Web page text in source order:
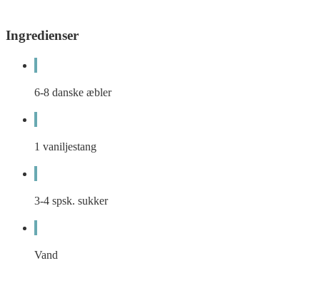
Ingredienser
6-8 danske æbler
1 vaniljestang
3-4 spsk. sukker
Vand